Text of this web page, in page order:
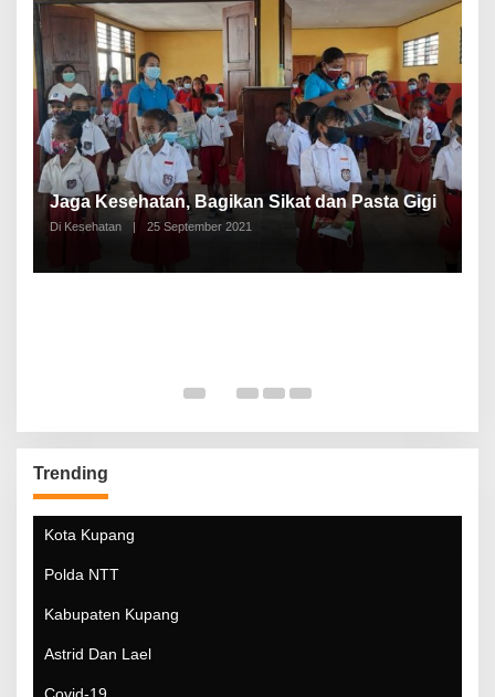
Jaga Kesehatan, Bagikan Sikat dan Pasta Gigi
Di Kesehatan | 25 September 2021
Trending
Kota Kupang
Polda NTT
Kabupaten Kupang
Astrid Dan Lael